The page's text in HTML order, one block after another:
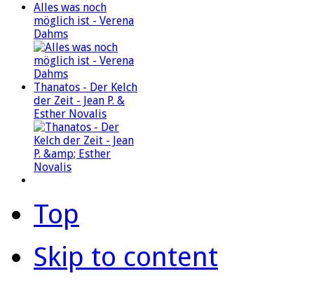
Alles was noch
möglich ist - Verena
Dahms
Thanatos - Der Kelch
der Zeit - Jean P. &
Esther Novalis
Top
Skip to content